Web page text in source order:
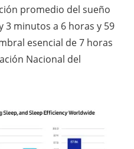
promedio del sueño
3 minutos a 6 horas y 59
esencial de 7 horas
Nacional del